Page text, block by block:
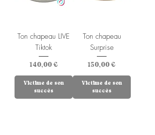
Ton chapeau LIVE
Tiktok
Prix
140,00 €
Victime de son
succès
Ton chapeau
Surprise
Prix
150,00 €
Victime de son
succès